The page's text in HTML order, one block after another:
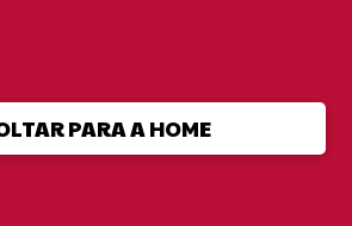
PARA A HOME